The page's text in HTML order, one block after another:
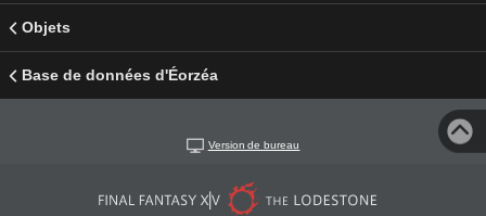
Objets
Base de données d'Éorzéa
Version de bureau